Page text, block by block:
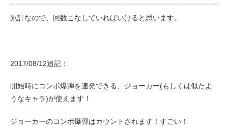
累計なので、回数こなしていればいけると思います。
2017/08/12追記：
開始時にコンボ爆弾を連発できる、ジョーカー(もしくは似たよ
うなキャラ)が使えます！
ジョーカーのコンボ爆弾はカウントされます！すごい！